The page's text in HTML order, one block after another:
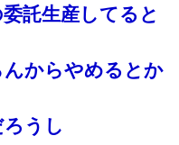
託生産してると
からやめるとか
うし